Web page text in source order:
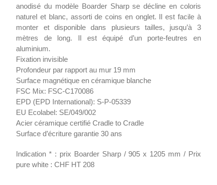
anodisé du modèle Boarder Sharp se décline en coloris
naturel et blanc, assorti de coins en onglet. Il est facile à
monter et disponible dans plusieurs tailles, jusqu’à 3
mètres de long. Il est équipé d’un porte-feutres en
aluminium.
Fixation invisible
Profondeur par rapport au mur 19 mm
Surface magnétique en céramique blanche
FSC Mix: FSC-C170086
EPD (EPD International): S-P-05339
EU Ecolabel: SE/049/002
Acier céramique certifié Cradle to Cradle
Surface d’écriture garantie 30 ans
Indication * : prix Boarder Sharp / 905 x 1205 mm / Prix
pure white : CHF HT 208